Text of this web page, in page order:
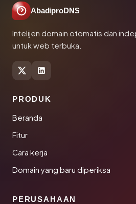
AbadiproDNS
Intelijen domain otomatis dan
untuk web terbuka.
PRODUK
Beranda
Fitur
Cara kerja
Domain yang baru diperiksa
PERUSAHAAN